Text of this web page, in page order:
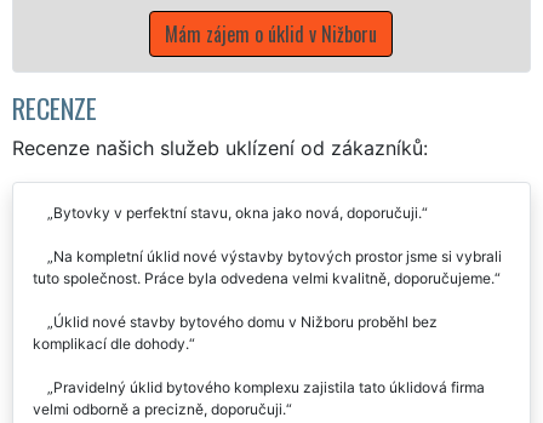
Mám zájem o úklid v Nižboru
RECENZE
Recenze našich služeb uklízení od zákazníků:
Bytovky v perfektní stavu, okna jako nová, doporučuji.
Na kompletní úklid nové výstavby bytových prostor jsme si vybrali
tuto společnost. Práce byla odvedena velmi kvalitně, doporučujeme.
Úklid nové stavby bytového domu v Nižboru proběhl bez
komplikací dle dohody.
Pravidelný úklid bytového komplexu zajistila tato úklidová firma
velmi odborně a precizně, doporučuji.